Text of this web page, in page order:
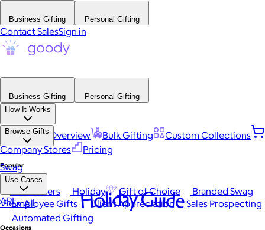
Business Gifting Personal Gifting
Contact SalesSign in
Business Gifting
Personal Gifting
How It Works
Platform Overview Bulk Gifting
Custom Collections
Company Stores
Pricing
Browse Gifts
Popular
Best Sellers Holiday Gift of Choice
Branded Swag
View All
Occasions
Swag
Use Cases
Employee Gifts Client Appreciation
Sales Prospecting
Automated Gifting
API Holiday Guide